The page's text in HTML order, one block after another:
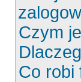
Czym
Co robi